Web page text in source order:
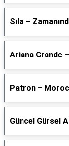
Sıla –
Ariana Grande
Patron –
Güncel Gürsel